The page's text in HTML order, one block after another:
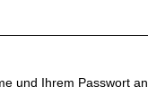
und Ihrem Passwort